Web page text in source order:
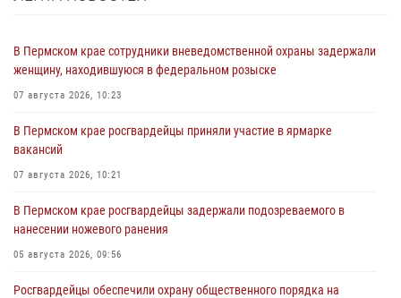
В Пермском крае сотрудники вневедомственной охраны задержали
женщину, находившуюся в федеральном розыске
07 августа 2026, 10:23
В Пермском крае росгвардейцы приняли участие в ярмарке
вакансий
07 августа 2026, 10:21
В Пермском крае росгвардейцы задержали подозреваемого в
нанесении ножевого ранения
05 августа 2026, 09:56
Росгвардейцы обеспечили охрану общественного порядка на